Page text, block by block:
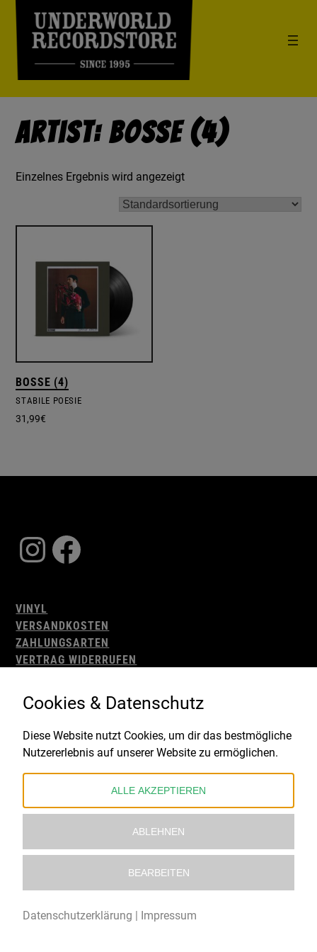
Artist: Bosse (4)
Einzelnes Ergebnis wird angezeigt
BOSSE (4)
STABILE POESIE
31,99€
Instagram
Facebook
VINYL
VERSANDKOSTEN
ZAHLUNGSARTEN
VERTRAG WIDERRUFEN
WIDERRUFSBELEHRUNG
IMPRESSUM
Gefördert durch:
Cookies & Datenschutz
Diese Website nutzt Cookies, um dir das bestmögliche
Nutzererlebnis auf unserer Website zu ermöglichen.
ALLE AKZEPTIEREN
ABLEHNEN
BEARBEITEN
Datenschutzerklärung | Impressum